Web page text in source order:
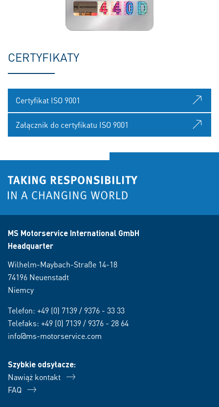
CERTYFIKATY
Certyfikat ISO 9001
Załącznik do certyfikatu ISO 9001
MS Motorservice International GmbH
Headquarter
Wilhelm-Maybach-Straße 14-18
74196 Neuenstadt
Niemcy
Telefon: +49 (0) 7139 / 9376 - 33 33
Telefaks: +49 (0) 7139 / 9376 - 28 64
info@ms-motorservice.com
Szybkie odsyłacze:
Nawiąż kontakt
FAQ